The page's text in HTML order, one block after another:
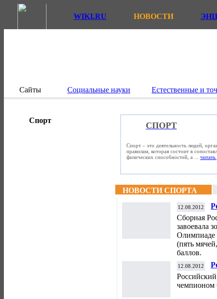
WIKI.RU НОВОСТИ
Сайты Социальные науки Естественные и
Спорт
СПОРТ
Спорт – это деятельность людей,
правилам, которая состоит в
физических способностей, а ... читать
НОВОСТИ СПОРТА
12.08.2012
Сборная
завоевала
Олимпиаде
(пять
баллов.
12.08.2012
чемпионом